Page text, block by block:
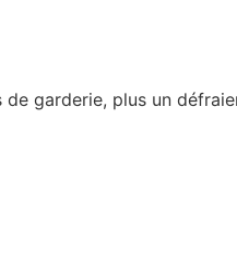
garderie, plus un